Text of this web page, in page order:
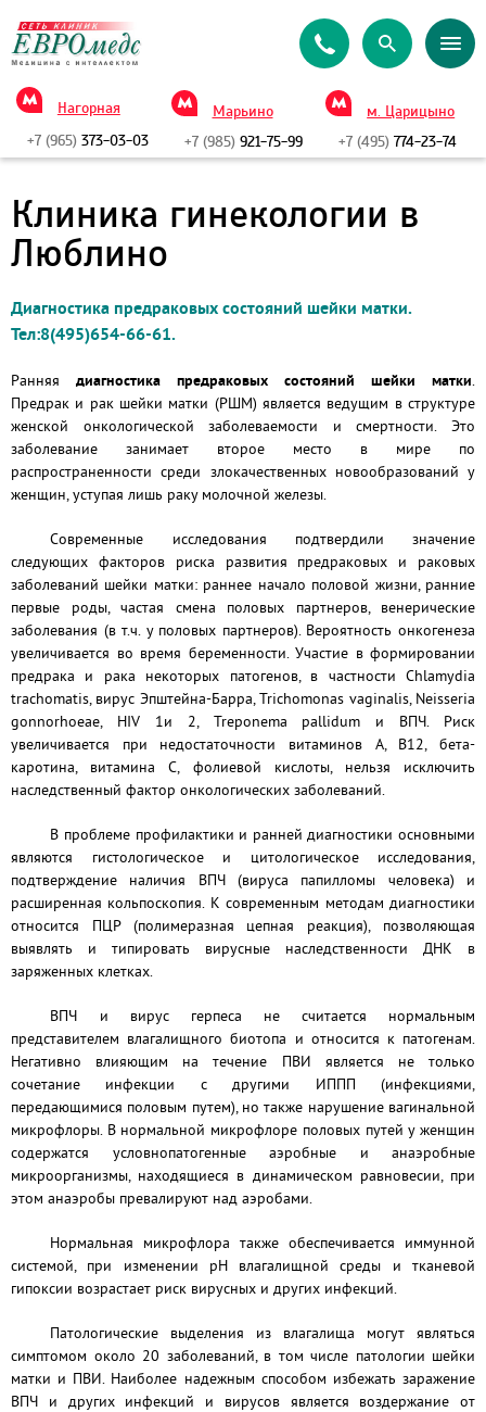
Нагорная
+7 (965) 373-03-03
Марьино
+7 (985)921-75-99
м. Царицыно
+7 (495) 774-23-74
Клиника гинекологии в
Люблино
Диагностика предраковых состояний шейки матки.
Тел:8(495)654-66-61.
Ранняя диагностика предраковых состояний шейки матки.
Предрак и рак шейки матки (РШМ) является ведущим в структуре
женской онкологической заболеваемости и смертности. Это
заболевание занимает второе место в мире по
распространенности среди злокачественных новообразований у
женщин, уступая лишь раку молочной железы.
Современные исследования подтвердили значение
следующих факторов риска развития предраковых и раковых
заболеваний шейки матки: раннее начало половой жизни, ранние
первые роды, частая смена половых партнеров, венерические
заболевания (в т.ч. у половых партнеров). Вероятность онкогенеза
увеличивается во время беременности. Участие в формировании
предрака и рака некоторых патогенов, в частности Chlamydia
trachomatis, вирус Эпштейна-Барра,Trichomonas vaginalis, Neisseria
gonnorhoeae, HIV1и 2, Treponema pallidum и ВПЧ. Риск
увеличивается при недостаточности витаминов А, В12, бета-
каротина, витамина С, фолиевой кислоты, нельзя исключить
наследственный фактор онкологических заболеваний.
В проблеме профилактики и ранней диагностики основными
являются гистологическое и цитологическое исследования,
подтверждение наличия ВПЧ (вируса папилломы человека) и
расширенная кольпоскопия. К современным методам диагностики
относится ПЦР (полимеразная цепная реакция), позволяющая
выявлять и типировать вирусные наследственности ДНК в
заряженных клетках.
ВПЧ и вирус герпеса не считается нормальным
представителем влагалищного биотопа и относится к патогенам.
Негативно влияющим на течение ПВИ является не только
сочетание инфекции с другими ИППП (инфекциями,
передающимися половым путем), но также нарушение вагинальной
микрофлоры. В нормальной микрофлоре половых путей у женщин
содержатся условнопатогенные аэробные и анаэробные
микроорганизмы, находящиеся в динамическом равновесии, при
этом анаэробы превалируют над аэробами.
Нормальная микрофлора также обеспечивается иммунной
системой, при изменении рН влагалищной среды и тканевой
гипоксии возрастает риск вирусных и других инфекций.
Патологические выделения из влагалища могут являться
симптомом около 20 заболеваний, в том числе патологии шейки
матки и ПВИ. Наиболее надежным способом избежать заражение
ВПЧ и других инфекций и вирусов является воздержание от